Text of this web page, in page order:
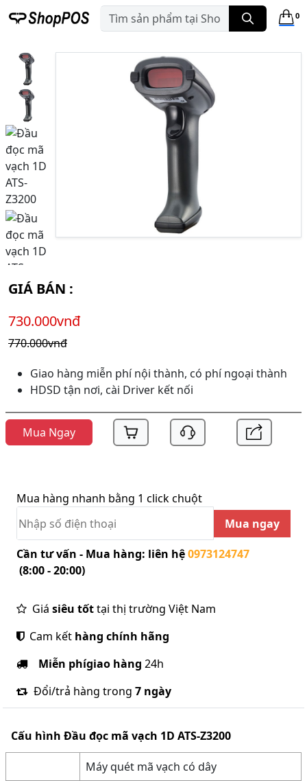
0
GIÁ BÁN :
730.000vnđ
770.000vnđ
Giao hàng miễn phí nội thành, có phí ngoại thành
HDSD tận nơi, cài Driver kết nối
Mua Ngay
Mua hàng nhanh bằng 1 click chuột
Mua ngay
Cần tư vấn - Mua hàng: liên hệ0973124747
(8:00 - 20:00)
Giá siêu tốttại thị trường Việt Nam
Cam kết hàng chính hãng
Miễn phígiao hàng 24h
Đổi/trả hàng trong 7 ngày
Cấu hình Đầu đọc mã vạch 1D ATS-Z3200
Máy quét mã vạch có dây